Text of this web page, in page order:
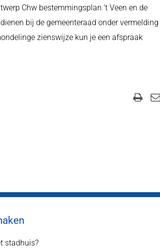
Chw bestemmingsplan ’t Veen en de
bij de gemeenteraad onder vermelding
zienswijze kun je een afspraak
stadhuis?